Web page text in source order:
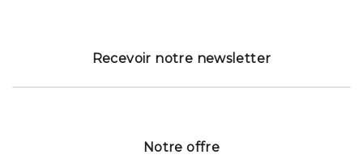
Recevoir notre newsletter
Notre offre